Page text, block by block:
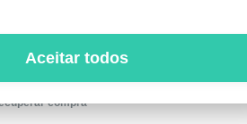
compra
Aceitar todos